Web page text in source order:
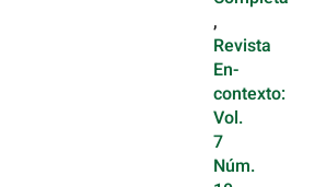
,
Revista
En-
contexto:
Vol.
7
Núm.